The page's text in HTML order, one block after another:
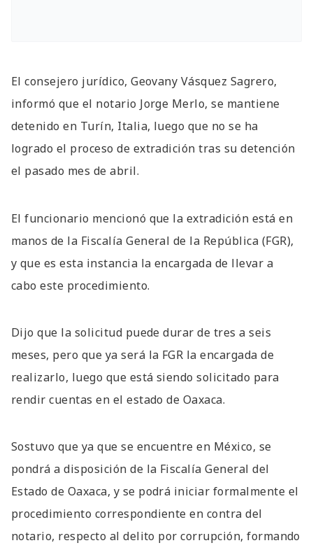
El consejero jurídico, Geovany Vásquez Sagrero,
informó que el notario Jorge Merlo, se mantiene
detenido en Turín, Italia, luego que no se ha
logrado el proceso de extradición tras su detención
el pasado mes de abril.
El funcionario mencionó que la extradición está en
manos de la Fiscalía General de la República (FGR),
y que es esta instancia la encargada de llevar a
cabo este procedimiento.
Dijo que la solicitud puede durar de tres a seis
meses, pero que ya será la FGR la encargada de
realizarlo, luego que está siendo solicitado para
rendir cuentas en el estado de Oaxaca.
Sostuvo que ya que se encuentre en México, se
pondrá a disposición de la Fiscalía General del
Estado de Oaxaca, y se podrá iniciar formalmente el
procedimiento correspondiente en contra del
notario, respecto al delito por corrupción, formando